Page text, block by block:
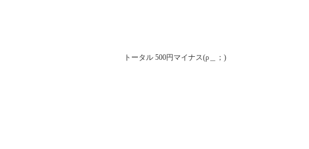
トータル 500円マイナス(ρ＿；)